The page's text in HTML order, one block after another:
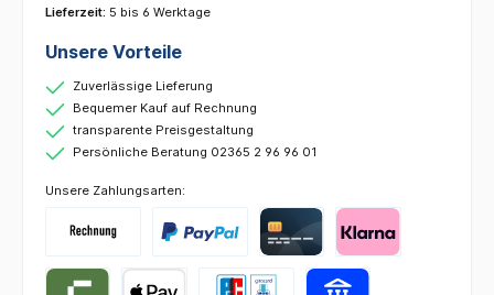
Lieferzeit: 5 bis 6 Werktage
Unsere Vorteile
Zuverlässige Lieferung
Bequemer Kauf auf Rechnung
transparente Preisgestaltung
Persönliche Beratung 02365 2 96 96 01
Unsere Zahlungsarten: